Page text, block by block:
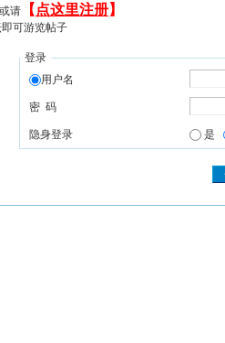
请 【 点这里注册】
可游览帖子
登录
用户名
密 码
隐身登录 是